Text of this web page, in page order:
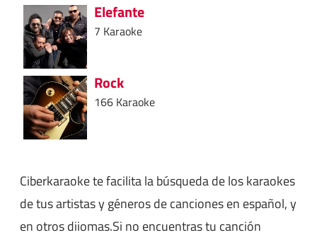
Elefante
7 Karaoke
Rock
166 Karaoke
Ciberkaraoke te facilita la búsqueda de los karaokes
de tus artistas y géneros de canciones en español, y
en otros diiomas.Si no encuentras tu canción